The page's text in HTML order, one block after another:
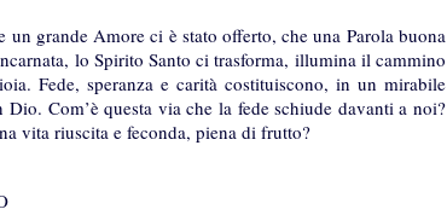
grande Amore ci è stato offerto, che una Parola buona
lo Spirito Santo ci trasforma, illumina il cammino
Fede, speranza e carità costituiscono, in un mirabile
Com’è questa via che la fede schiude davanti a noi?
vita riuscita e feconda, piena di frutto?